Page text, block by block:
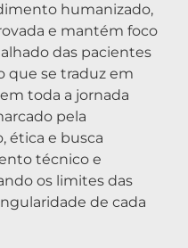
humanizado,
e mantém foco
das pacientes
que se traduz em
toda a jornada
pela
ética e busca
técnico e
os limites das
de cada